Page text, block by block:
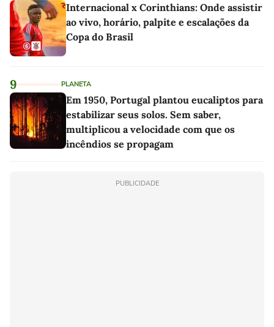
Internacional x Corinthians: Onde assistir
ao vivo, horário, palpite e escalações da
Copa do Brasil
9 PLANETA
Em 1950, Portugal plantou eucaliptos para
estabilizar seus solos. Sem saber,
multiplicou a velocidade com que os
incêndios se propagam
PUBLICIDADE